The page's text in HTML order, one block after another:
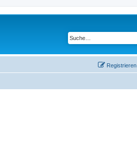
Registrieren